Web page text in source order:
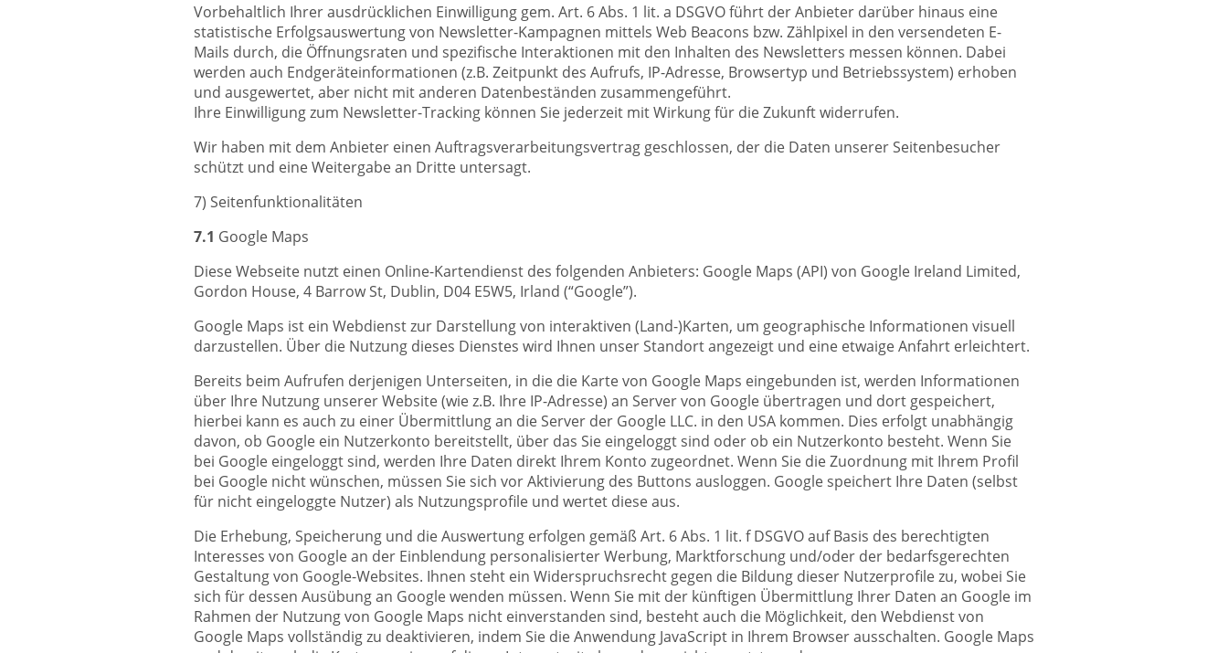
Vorbehaltlich Ihrer ausdrücklichen Einwilligung gem. Art. 6 Abs. 1 lit. a DSGVO führt der Anbieter darüber hinaus eine
statistische Erfolgsauswertung von Newsletter-Kampagnen mittels Web Beacons bzw. Zählpixel in den versendeten E-
Mails durch, die Öffnungsraten und spezifische Interaktionen mit den Inhalten des Newsletters messen können. Dabei
werden auch Endgeräteinformationen (z.B. Zeitpunkt des Aufrufs, IP-Adresse, Browsertyp und Betriebssystem) erhoben
und ausgewertet, aber nicht mit anderen Datenbeständen zusammengeführt.
Ihre Einwilligung zum Newsletter-Tracking können Sie jederzeit mit Wirkung für die Zukunft widerrufen.
Wir haben mit dem Anbieter einen Auftragsverarbeitungsvertrag geschlossen, der die Daten unserer Seitenbesucher
schützt und eine Weitergabe an Dritte untersagt.
7) Seitenfunktionalitäten
7.1 Google Maps
Diese Webseite nutzt einen Online-Kartendienst des folgenden Anbieters: Google Maps (API) von Google Ireland Limited,
Gordon House, 4 Barrow St, Dublin, D04 E5W5, Irland (“Google”).
Google Maps ist ein Webdienst zur Darstellung von interaktiven (Land-)Karten, um geographische Informationen visuell
darzustellen. Über die Nutzung dieses Dienstes wird Ihnen unser Standort angezeigt und eine etwaige Anfahrt erleichtert.
Bereits beim Aufrufen derjenigen Unterseiten, in die die Karte von Google Maps eingebunden ist, werden Informationen
über Ihre Nutzung unserer Website (wie z.B. Ihre IP-Adresse) an Server von Google übertragen und dort gespeichert,
hierbei kann es auch zu einer Übermittlung an die Server der Google LLC. in den USA kommen. Dies erfolgt unabhängig
davon, ob Google ein Nutzerkonto bereitstellt, über das Sie eingeloggt sind oder ob ein Nutzerkonto besteht. Wenn Sie
bei Google eingeloggt sind, werden Ihre Daten direkt Ihrem Konto zugeordnet. Wenn Sie die Zuordnung mit Ihrem Profil
bei Google nicht wünschen, müssen Sie sich vor Aktivierung des Buttons ausloggen. Google speichert Ihre Daten (selbst
für nicht eingeloggte Nutzer) als Nutzungsprofile und wertet diese aus.
Die Erhebung, Speicherung und die Auswertung erfolgen gemäß Art. 6 Abs. 1 lit. f DSGVO auf Basis des berechtigten
Interesses von Google an der Einblendung personalisierter Werbung, Marktforschung und/oder der bedarfsgerechten
Gestaltung von Google-Websites. Ihnen steht ein Widerspruchsrecht gegen die Bildung dieser Nutzerprofile zu, wobei Sie
sich für dessen Ausübung an Google wenden müssen. Wenn Sie mit der künftigen Übermittlung Ihrer Daten an Google im
Rahmen der Nutzung von Google Maps nicht einverstanden sind, besteht auch die Möglichkeit, den Webdienst von
Google Maps vollständig zu deaktivieren, indem Sie die Anwendung JavaScript in Ihrem Browser ausschalten. Google Maps